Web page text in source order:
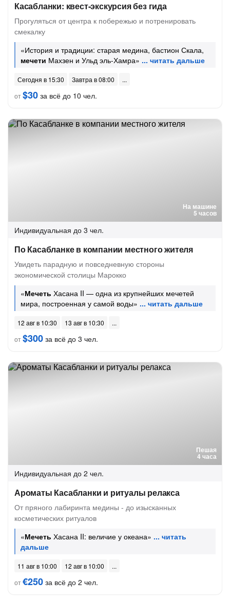
Касабланки: квест-экскурсия без гида
Прогуляться от центра к побережью и потренировать
смекалку
«История и традиции: старая медина, бастион Скала,
мечети Махзен и Ульд эль-Хамра»
Сегодня в 15:30
Завтра в 08:00
от$30 за всё до 10 чел.
На машине
5 часов
Индивидуальная до 3 чел.
По Касабланке в компании местного жителя
Увидеть парадную и повседневную стороны
экономической столицы Марокко
«Мечеть Хасана II — одна из крупнейших мечетей
мира, построенная у самой воды»
12 авг в 10:30
13 авг в 10:30
от$300 за всё до 3 чел.
Пешая
4 часа
Индивидуальная до 2 чел.
Ароматы Касабланки и ритуалы релакса
От пряного лабиринта медины - до изысканных
косметических ритуалов
«Мечеть Хасана II: величие у океана»
11 авг в 10:00
12 авг в 10:00
от€250 за всё до 2 чел.